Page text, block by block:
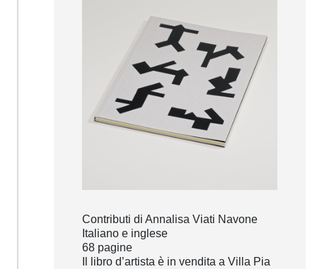
Contributi di Annalisa Viati Navone
Italiano e inglese
68 pagine
Il libro d’artista è in vendita a Villa Pia